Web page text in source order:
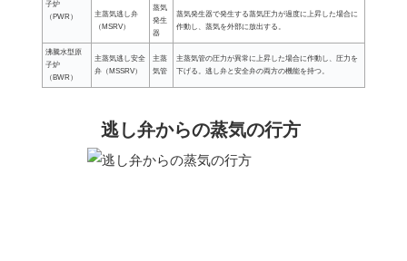
子炉
（PWR）
主蒸気逃し弁
（MSRV）
蒸気
発生
器
蒸気発生器で発生する蒸気圧力が過度に上昇した場合に
作動し、蒸気を外部に放出する。
沸騰水型原
子炉
（BWR）
主蒸気逃し安全
弁（MSSRV）
主蒸
気管
主蒸気管の圧力が異常に上昇した場合に作動し、圧力を
下げる。逃し弁と安全弁の両方の機能を持つ。
逃し弁からの蒸気の行方